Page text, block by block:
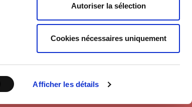
Afficher les détails
Autoriser la sélection
Cookies nécessaires uniquement